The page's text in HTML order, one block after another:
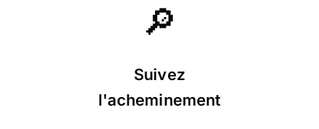
🔎
Suivez
l'acheminement